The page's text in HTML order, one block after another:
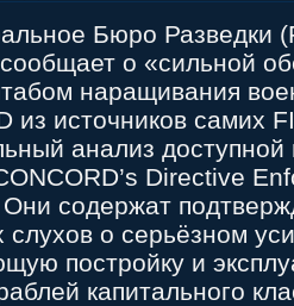
Бюро Разведки
о «сильной
наращивания
из источников самих
анализ
Directive
содержат
слухов о серьёзном
постройку и
капитального